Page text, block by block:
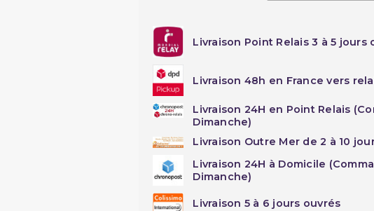
Livraison Point Relais 3 à 5 jours
Livraison 48h en France vers
Livraison 24H en Point Relais
Dimanche)
Livraison Outre Mer de 2 à 10
Livraison 24H à Domicile
Dimanche)
Livraison 5 à 6 jours ouvrés